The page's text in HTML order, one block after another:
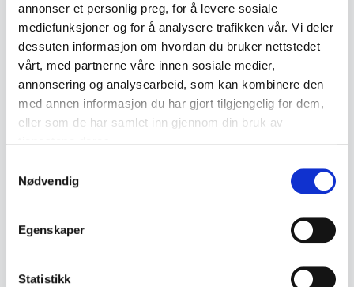
annonser et personlig preg, for å levere sosiale
mediefunksjoner og for å analysere trafikken vår. Vi deler
dessuten informasjon om hvordan du bruker nettstedet
vårt, med partnerne våre innen sosiale medier,
annonsering og analysearbeid, som kan kombinere den
med annen informasjon du har gjort tilgjengelig for dem,
eller som de har samlet inn gjennom din bruk av
Nødvendig
Egenskaper
Statistikk
Publisert:
Emneord
Bunadskniv Slire kniver / Kniver Tore
Noddeland
Tall
Andre produkter som kan interessere deg